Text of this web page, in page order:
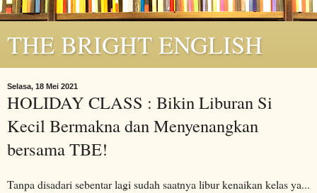
THE BRIGHT ENGLISH
Selasa, 18 Mei 2021
HOLIDAY CLASS : Bikin Liburan Si
Kecil Bermakna dan Menyenangkan
bersama TBE!
Tanpa disadari sebentar lagi sudah saatnya libur kenaikan kelas ya...